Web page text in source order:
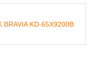
BRAVIA KD-65X9200B